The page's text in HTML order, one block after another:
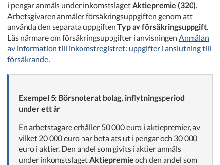
i pengar anmäls under inkomstslagetAktiepremie (320).
Arbetsgivaren anmäler försäkringsuppgiften genom att
använda den separata uppgiften Typ av försäkringsuppgift.
Läs närmare om försäkringsuppgifter i anvisningen Anmälan
av information till inkomstregistret: uppgifter i anslutning till
försäkrande.
Exempel 5: Börsnoterat bolag, inflytningsperiod
under ett år
En arbetstagare erhåller 50 000 euro i aktiepremier, av
vilket 20 000 euro har betalats ut i pengar och 30 000
euro i aktier. Den andel som givits i aktier anmäls
under inkomstslagetAktiepremie och den andel som